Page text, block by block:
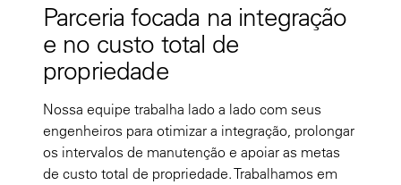
Parceria focada na integração
e no custo total de
propriedade
Nossa equipe trabalha lado a lado com seus
engenheiros para otimizar a integração, prolongar
os intervalos de manutenção e apoiar as metas
de custo total de propriedade. Trabalhamos em